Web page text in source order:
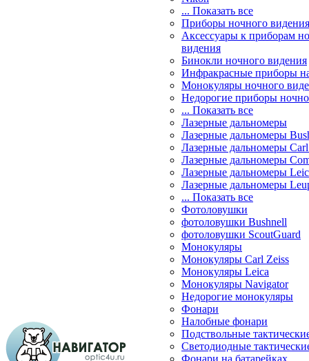
... Показать все
Приборы ночного видения
Аксессуары к приборам
видения
Бинокли ночного видения
Инфракрасные приборы
Монокуляры ночного
Недорогие приборы
... Показать все
Лазерные дальномеры
Лазерные дальномеры
Лазерные дальномеры
Лазерные дальномеры
Лазерные дальномеры
Лазерные дальномеры
... Показать все
Фотоловушки
фотоловушки Bushnell
фотоловушки ScoutGuard
Монокуляры
Монокуляры Carl Zeiss
Монокуляры Leica
Монокуляры Navigator
Недорогие монокуляры
Фонари
Налобные фонари
Подствольные
Светодиодные
Фонари на батарейках